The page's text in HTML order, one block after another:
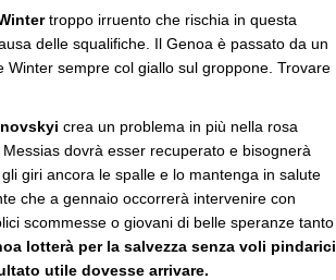
troppo irruento che rischia in questa
delle squalifiche. Il Genoa è passato da un
Winter sempre col giallo sul groppone. Trovare
crea un problema in più nella rosa
dovrà esser recuperato e bisognerà
giri ancora le spalle e lo mantenga in salute
che a gennaio occorrerà intervenire con
scommesse o giovani di belle speranze tanto
lotterà per la salvezza senza voli pindarici
utile dovesse arrivare.